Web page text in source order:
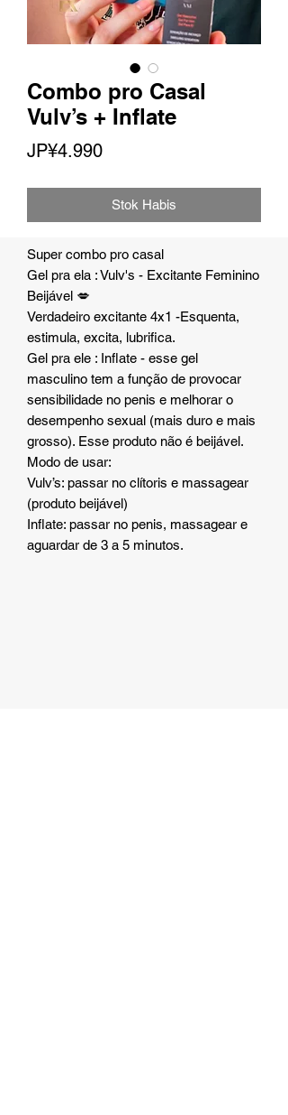
Combo pro Casal
Vulv’s + Inflate
JP¥4.990Harga
Stok Habis
Super combo pro casal
Gel pra ela : Vulv's - Excitante Feminino
Beijável 💋
Verdadeiro excitante 4x1 -Esquenta,
estimula, excita, lubrifica.
Gel pra ele : Inflate - esse gel
masculino tem a função de provocar
sensibilidade no penis e melhorar o
desempenho sexual (mais duro e mais
grosso). Esse produto não é beijável.
Modo de usar:
Vulv’s: passar no clítoris e massagear
(produto beijável)
Inflate: passar no penis, massagear e
aguardar de 3 a 5 minutos.